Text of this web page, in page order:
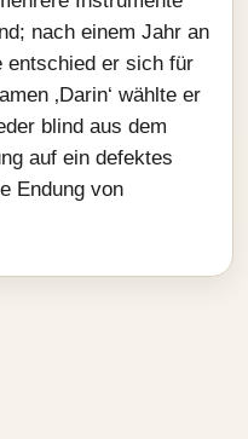
nach einem Jahr an
entschied er sich für
‚Darin‘ wählte er
blind aus dem
auf ein defektes
Endung von